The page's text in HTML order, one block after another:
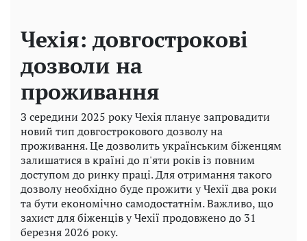
Чехія: довгострокові
дозволи на
проживання
З середини 2025 року Чехія планує запровадити
новий тип довгострокового дозволу на
проживання. Це дозволить українським біженцям
залишатися в країні до п'яти років із повним
доступом до ринку праці. Для отримання такого
дозволу необхідно буде прожити у Чехії два роки
та бути економічно самодостатнім. Важливо, що
захист для біженців у Чехії продовжено до 31
березня 2026 року.